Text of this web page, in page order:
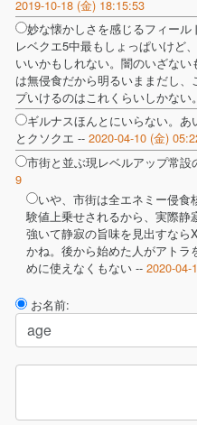
2019-10-18 (金) 18:15:53
妙な懐かしさを感じるフィー
レベクエ5中最もしょっぱいけど
いいかもしれない。闇のいざな
は無侵食だから明るいままだし
プいけるのはこれくらいしかない
ギルナスほんとにいらない。
とクソクエ -- 2020-04-10 (金)
市街と並ぶ現レベルアップ常設
9
いや、市街は全エネミー侵食
験値上乗せされるから、実際静
強いて静寂の旨味を見出すなら
かね。後から始めた人がアト
めに使えなくもない -- 2020-04-
お名前: